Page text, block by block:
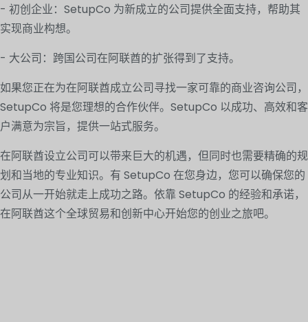
- 初创企业：SetupCo 为新成立的公司提供全面支持，帮助其
实现商业构想。
- 大公司：跨国公司在阿联酋的扩张得到了支持。
如果您正在为在阿联酋成立公司寻找一家可靠的商业咨询公司，
SetupCo 将是您理想的合作伙伴。SetupCo 以成功、高效和客
户满意为宗旨，提供一站式服务。
在阿联酋设立公司可以带来巨大的机遇，但同时也需要精确的规
划和当地的专业知识。有 SetupCo 在您身边，您可以确保您的
公司从一开始就走上成功之路。依靠 SetupCo 的经验和承诺，
在阿联酋这个全球贸易和创新中心开始您的创业之旅吧。